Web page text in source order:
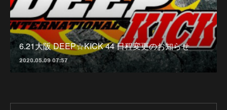
6.21大阪 DEEP☆KICK 44 日程変更のお知らせ
2020.05.09 07:57